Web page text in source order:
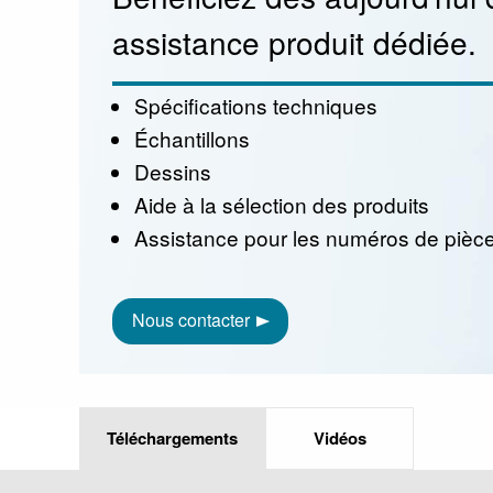
assistance produit dédiée.
Spécifications techniques
Échantillons
Dessins
Aide à la sélection des produits
Assistance pour les numéros de
Nous contacter
Téléchargements Vidéos